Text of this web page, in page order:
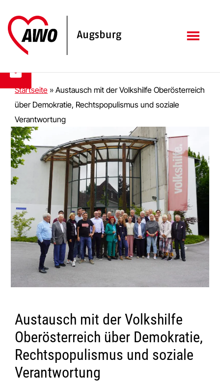
Inhalt
springen
Fußzeile
springen
Startseite » Austausch mit der Volkshilfe Oberösterreich
über Demokratie, Rechtspopulismus und soziale
Verantwortung
Austausch mit der Volkshilfe
Oberösterreich über Demokratie,
Rechtspopulismus und soziale
Verantwortung